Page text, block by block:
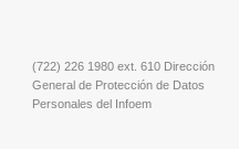
(722) 226 1980 ext. 610 Dirección
General de Protección de Datos
Personales del Infoem